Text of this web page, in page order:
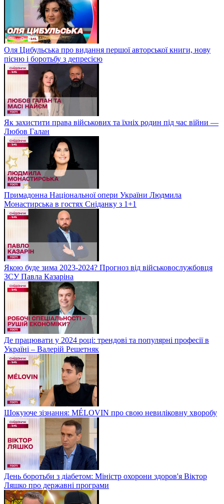
Оля Цибульська про видання першої авторської книги, нову
пісню і боротьбу з депресією
Як захистити права військових та їхніх родин під час війни —
Любов Галан
Примадонна Національної опери України Людмила
Монастирська в гостях Сніданку з 1+1
Якою буде зима 2023-2024? Прогноз від військовослужбовця
ЗСУ Павла Казаріна
Де працювати у 2024 році: трендові та популярні професії в
Україні – Валерій Решетняк
Шокуюче зізнання: MÉLOVIN про свою невиліковну хворобу
День боротьби з діабетом: Міністр охорони здоров'я Віктор
Ляшко про державні програми